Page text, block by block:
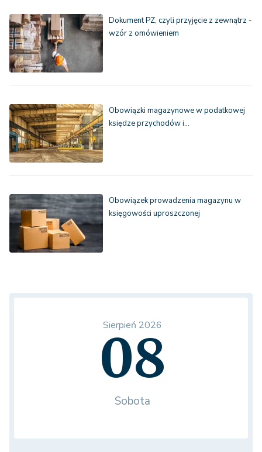
Dokument PZ, czyli przyjęcie z zewnątrz -
wzór z omówieniem
Obowiązki magazynowe w podatkowej
księdze przychodów i…
Obowiązek prowadzenia magazynu w
księgowości uproszczonej
Sierpień 2026
08
Sobota